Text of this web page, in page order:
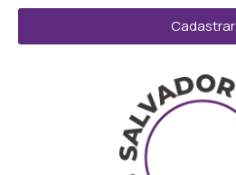
Cadastrar